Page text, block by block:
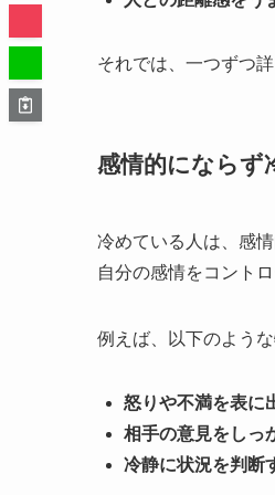
それでは、一つずつ
感情的にならず
冷めている人は、感
自分の感情をコント
例えば、以下のような
怒りや不満を表に
相手の意見をしっ
冷静に状況を判断